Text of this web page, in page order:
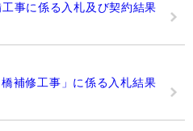
事に係る入札及び契約結果
補修工事」に係る入札結果